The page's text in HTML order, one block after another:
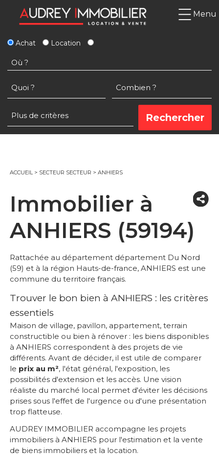
Menu
Achat Location
ACCUEIL> SECTEUR SECTEUR > ANHIERS
Immobilier à
ANHIERS (59194)
Rattachée au département département Du Nord
(59) et à la région Hauts-de-france, ANHIERS est une
commune du territoire français.
Trouver le bon bien à ANHIERS : les critères
essentiels
Maison de village, pavillon, appartement, terrain
constructible ou bien à rénover : les biens disponibles
à ANHIERS correspondent à des projets de vie
différents. Avant de décider, il est utile de comparer
le prix au m², l'état général, l'exposition, les
possibilités d'extension et les accès. Une vision
réaliste du marché local permet d'éviter les décisions
prises sous l'effet de l'urgence ou d'une présentation
trop flatteuse.
AUDREY IMMOBILIER accompagne les projets
immobiliers à ANHIERS pour l'estimation et la vente
de biens immobiliers et la location.